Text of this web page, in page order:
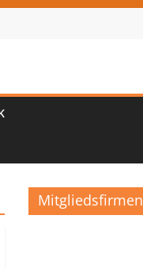
Mitgliedsfirmen